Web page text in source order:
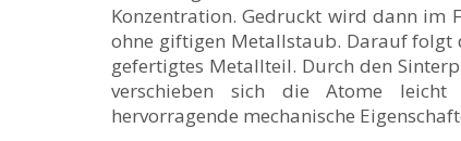
Konzentration. Gedruckt wird dann im
ohne giftigen Metallstaub. Darauf folgt
gefertigtes Metallteil. Durch den
verschieben sich die Atome
hervorragende mechanische